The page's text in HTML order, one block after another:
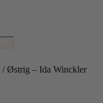
/ Østrig – Ida Winckler